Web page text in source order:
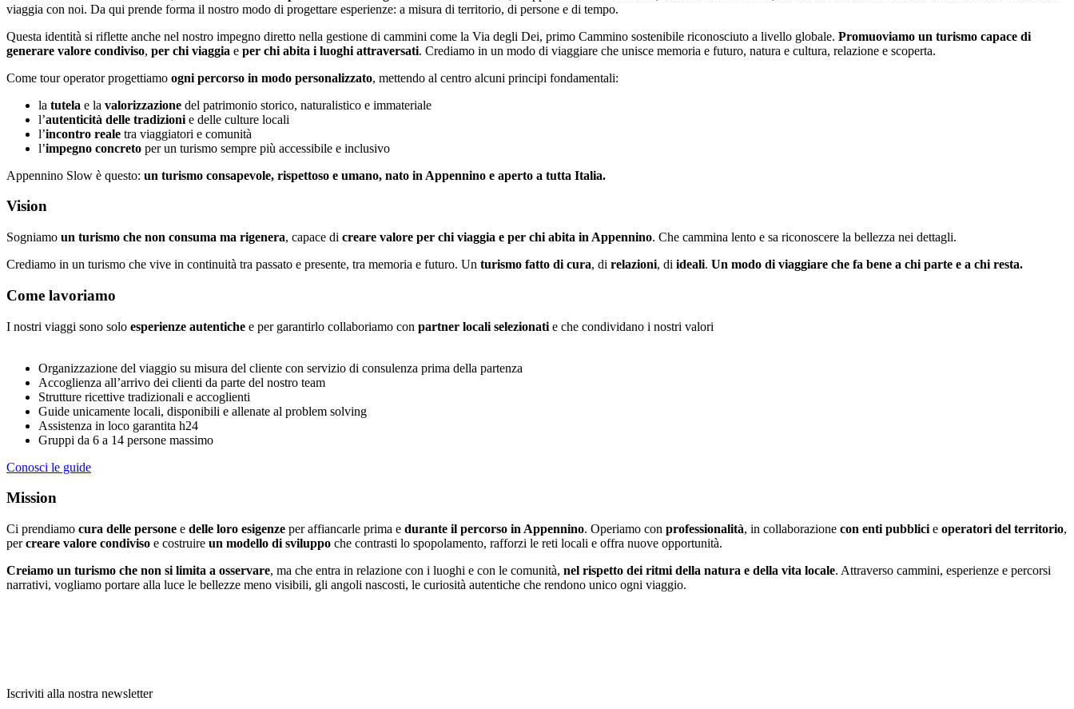
viaggia con noi. Da qui prende forma il nostro modo di progettare esperienze: a misura di territorio, di persone e di tempo.
Questa identità si riflette anche nel nostro impegno diretto nella gestione di cammini come la Via degli Dei, primo Cammino sostenibile riconosciuto a livello globale. Promuoviamo un turismo capace di
generare valore condiviso, per chi viaggia e per chi abita i luoghi attraversati. Crediamo in un modo di viaggiare che unisce memoria e futuro, natura e cultura, relazione e scoperta.
Come tour operator progettiamo ogni percorso in modo personalizzato, mettendo al centro alcuni principi fondamentali:
la tutela e la valorizzazione del patrimonio storico, naturalistico e immateriale
l’autenticità delle tradizioni e delle culture locali
l’incontro reale tra viaggiatori e comunità
⁠l’impegno concreto per un turismo sempre più accessibile e inclusivo
Appennino Slow è questo: un turismo consapevole, rispettoso e umano, nato in Appennino e aperto a tutta Italia.
Vision
Sogniamo un turismo che non consuma ma rigenera, capace di creare valore per chi viaggia e per chi abita in Appennino. Che cammina lento e sa riconoscere la bellezza nei dettagli.
Crediamo in un turismo che vive in continuità tra passato e presente, tra memoria e futuro. Un turismo fatto di cura, di relazioni, di ideali. Un modo di viaggiare che fa bene a chi parte e a chi resta.
Come lavoriamo
I nostri viaggi sono solo esperienze autentiche e per garantirlo collaboriamo con partner locali selezionati e che condividano i nostri valori
Organizzazione del viaggio su misura del cliente con servizio di consulenza prima della partenza
Accoglienza all’arrivo dei clienti da parte del nostro team
Strutture ricettive tradizionali e accoglienti
Guide unicamente locali, disponibili e allenate al problem solving
Assistenza in loco garantita h24
Gruppi da 6 a 14 persone massimo
Conosci le guide
Mission
Ci prendiamo cura delle persone e delle loro esigenze per affiancarle prima e durante il percorso in Appennino. Operiamo con professionalità, in collaborazione con enti pubblici e operatori del territorio,
percreare valore condiviso e costruire un modello di sviluppo che contrasti lo spopolamento, rafforzi le reti locali e offra nuove opportunità.
Creiamo un turismo che non si limita a osservare, ma che entra in relazione con i luoghi e con le comunità, nel rispetto dei ritmi della natura e della vita locale. Attraverso cammini, esperienze e percorsi
narrativi, vogliamo portare alla luce le bellezze meno visibili, gli angoli nascosti, le curiosità autentiche che rendono unico ogni viaggio.
Iscriviti alla nostra newsletter